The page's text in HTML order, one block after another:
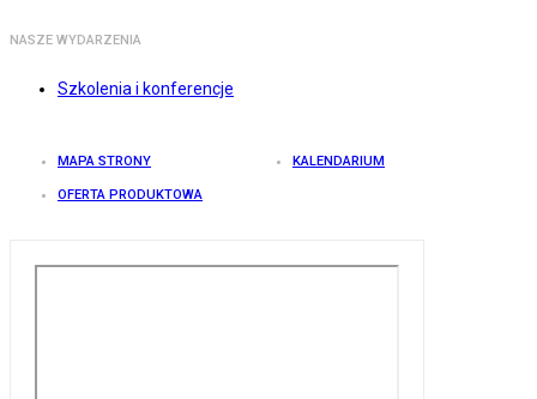
NASZE WYDARZENIA
Szkolenia i konferencje
MAPA STRONY KALENDARIUM
OFERTA PRODUKTOWA